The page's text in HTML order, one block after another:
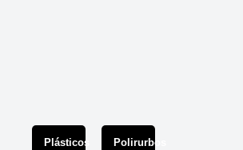
Plásticos Polirurbos